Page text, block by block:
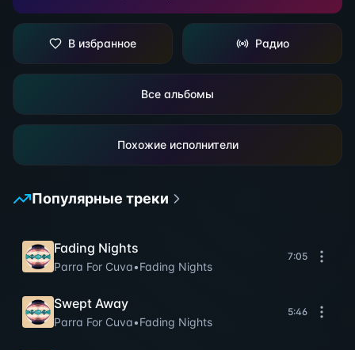
В избранное Радио
Все альбомы
Похожие исполнители
Популярные треки
Fading Nights
Parra For Cuva•Fading Nights
7:05
Swept Away
Parra For Cuva•Fading Nights
5:46